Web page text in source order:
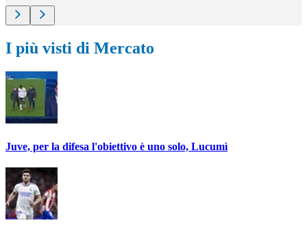
I più visti di Mercato
Juve, per la difesa l'obiettivo è uno solo, Lucumì